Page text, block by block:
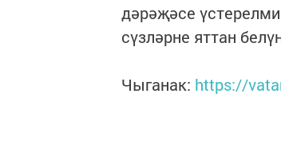
дәрәҗәсе
сүзләрне яттан
Чыганак: https://